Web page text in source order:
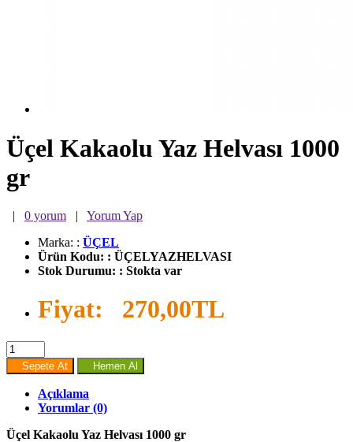
Üçel Kakaolu Yaz Helvası 1000
gr
| 0 yorum | Yorum Yap
Marka: : ÜÇEL
Ürün Kodu: : ÜÇELYAZHELVASI
Stok Durumu: : Stokta var
Fiyat: 270,00TL
Sepete At Hemen Al
Açıklama
Yorumlar (0)
Üçel Kakaolu Yaz Helvası 1000 gr